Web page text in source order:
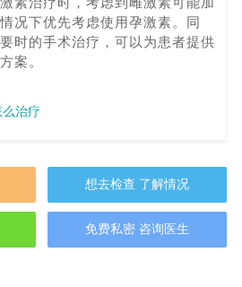
况下优先考虑使用孕激素。同
时的手术治疗，可以为患者提供
案。
治疗
想去检查 了解情况
免费私密 咨询医生